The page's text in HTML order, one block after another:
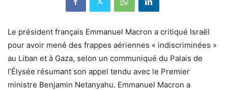
Le président français Emmanuel Macron a critiqué Israël
pour avoir mené des frappes aériennes « indiscriminées »
au Liban et à Gaza, selon un communiqué du Palais de
l’Élysée résumant son appel tendu avec le Premier
ministre Benjamin Netanyahu. Emmanuel Macron a